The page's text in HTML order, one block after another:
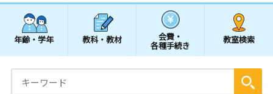
年齢・学年 教科・教材 会費・
各種手続き
教室検索